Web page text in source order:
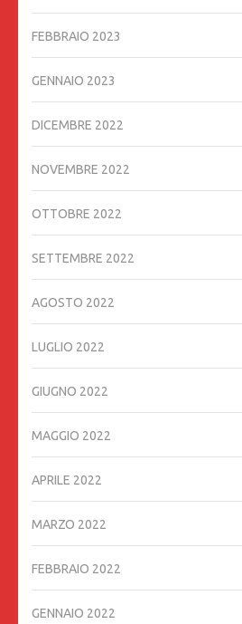
FEBBRAIO 2023
GENNAIO 2023
DICEMBRE 2022
NOVEMBRE 2022
OTTOBRE 2022
SETTEMBRE 2022
AGOSTO 2022
LUGLIO 2022
GIUGNO 2022
MAGGIO 2022
APRILE 2022
MARZO 2022
FEBBRAIO 2022
GENNAIO 2022